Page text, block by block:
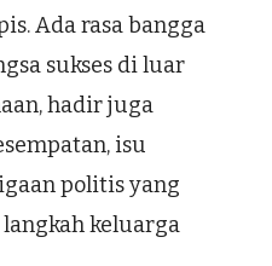
Ada rasa bangga
sukses di luar
hadir juga
isu
politis yang
keluarga